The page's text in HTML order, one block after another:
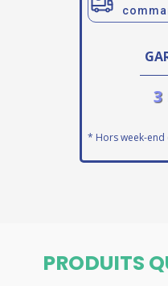
3
* Hors week-
PRODUITS